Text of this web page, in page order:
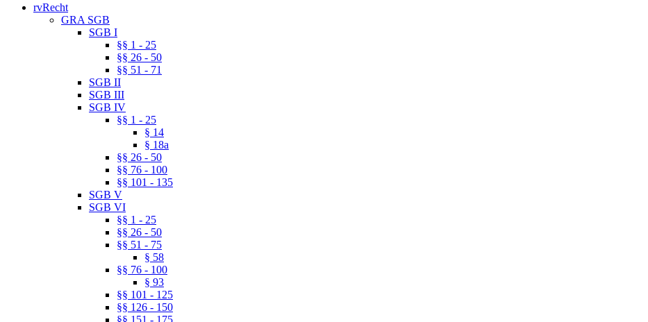
rvRecht
GRA SGB
SGB I
§§ 1 - 25
§§ 26 - 50
§§ 51 - 71
SGB II
SGB III
SGB IV
§§ 1 - 25
§ 14
§ 18a
§§ 26 - 50
§§ 76 - 100
§§ 101 - 135
SGB V
SGB VI
§§ 1 - 25
§§ 26 - 50
§§ 51 - 75
§ 58
§§ 76 - 100
§ 93
§§ 101 - 125
§§ 126 - 150
§§ 151 - 175